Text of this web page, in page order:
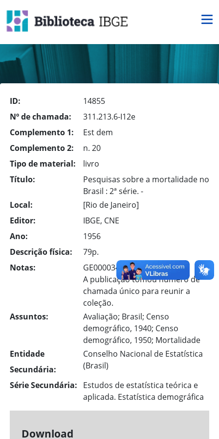
ID:
14855
Nº de chamada:
311.213.6-I12e
Complemento 1:
Est dem
Complemento 2:
n. 20
Tipo de material:
livro
Título:
Pesquisas sobre a mortalidade no
Brasil : 2ª série. -
Local:
[Rio de Janeiro]
Editor:
IBGE, CNE
Ano:
1956
Descrição física:
79p.
Notas:
GE00003443-2
A publicação tomou número de
chamada único para reunir a
coleção.
Assuntos:
Avaliação; Brasil; Censo
demográfico, 1940; Censo
demográfico, 1950; Mortalidade
Entidade
Secundária:
Conselho Nacional de Estatística
(Brasil)
Série Secundária:
Estudos de estatística teórica e
aplicada. Estatística demográfica
Download